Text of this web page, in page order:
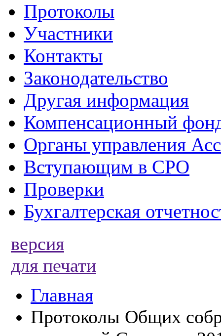
Протоколы
Участники
Контакты
Законодательство
Другая информация
Компенсационный
Органы управления
Вступающим в СРО
Проверки
Бухгалтерская
версия
для печати
Главная
Протоколы Общих